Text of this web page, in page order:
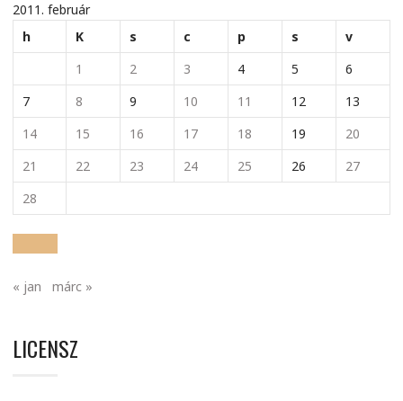
2011. február
h
K s c p s
v
1
2 3 4 5
6
7
8 9 10 11 12
13
14
15 16 17 18 19
20
21
22 23 24 25 26
27
28
« jan márc »
LICENSZ